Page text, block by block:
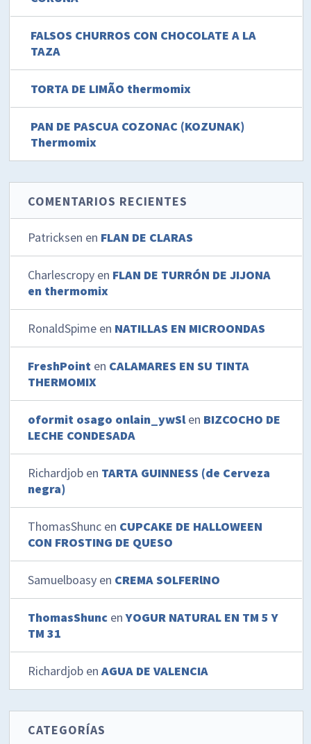
FALSOS CHURROS CON CHOCOLATE A LA
TAZA
TORTA DE LIMÃO thermomix
PAN DE PASCUA COZONAC (KOZUNAK)
Thermomix
COMENTARIOS RECIENTES
Patricksen en FLAN DE CLARAS
Charlescropy en FLAN DE TURRÓN DE JIJONA
en thermomix
RonaldSpime en NATILLAS EN MICROONDAS
FreshPoint en CALAMARES EN SU TINTA
THERMOMIX
oformit osago onlain_ywSlen BIZCOCHO DE
LECHE CONDESADA
Richardjob en TARTA GUINNESS (de Cerveza
negra)
ThomasShunc en CUPCAKE DE HALLOWEEN
CON FROSTING DE QUESO
Samuelboasy en CREMA SOLFERlNO
ThomasShunc enYOGUR NATURAL EN TM 5 Y
TM 31
Richardjob enAGUA DE VALENCIA
CATEGORÍAS